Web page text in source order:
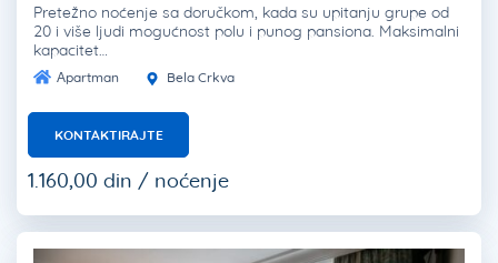
Pretežno noćenje sa doručkom, kada su upitanju grupe od
20 i više ljudi mogućnost polu i punog pansiona. Maksimalni
kapacitet…
Apartman Bela Crkva
KONTAKTIRAJTE
1.160,00 din / noćenje